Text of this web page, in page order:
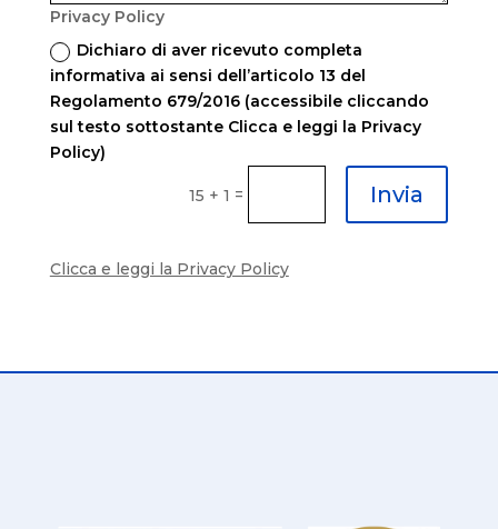
Privacy Policy
Dichiaro di aver ricevuto completa
informativa ai sensi dell’articolo 13 del
Regolamento 679/2016 (accessibile cliccando
sul testo sottostante Clicca e leggi la Privacy
Policy)
15 + 1 = Invia
Clicca e leggi la Privacy Policy